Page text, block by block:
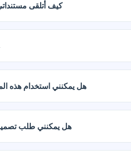
كيف أتلقى
هل يمكنني استخدام هذه
هل يمكنني طلب